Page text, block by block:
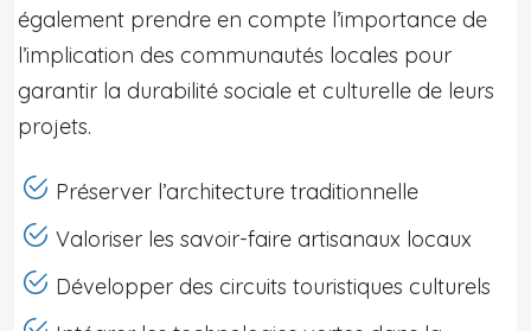
également prendre en compte l’importance de
l’implication des communautés locales pour
garantir la durabilité sociale et culturelle de leurs
projets.
Préserver l’architecture traditionnelle
Valoriser les savoir-faire artisanaux locaux
Développer des circuits touristiques culturels